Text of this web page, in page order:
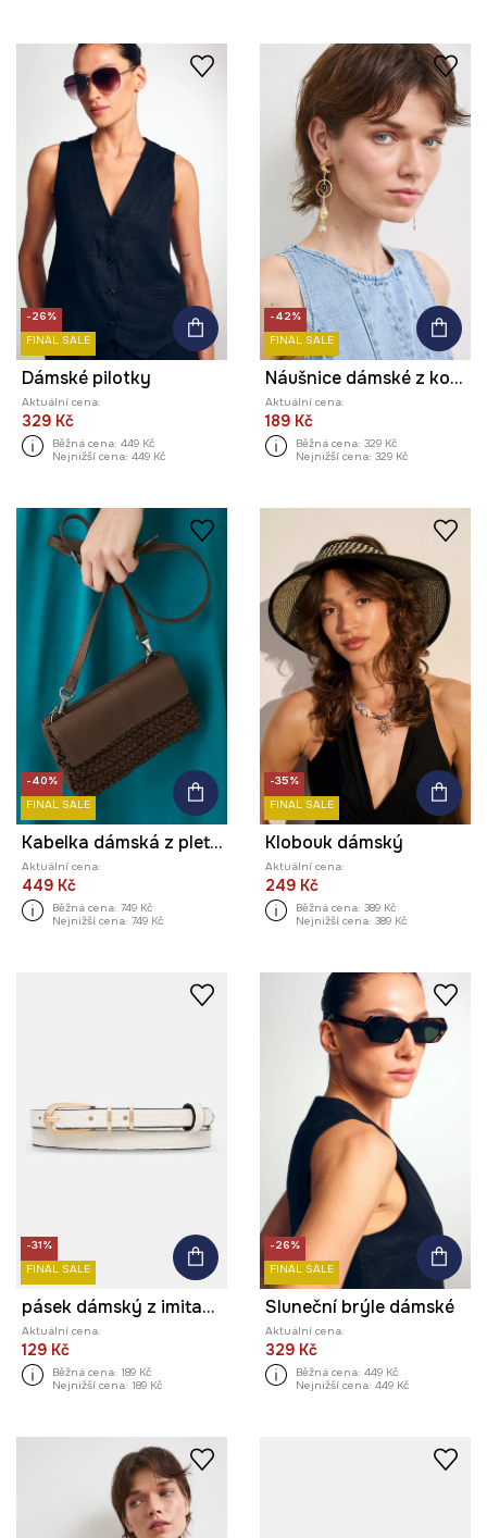
-26%
FINAL SALE
Dámské pilotky
Aktuální cena:
329 Kč
Běžná cena: 449 Kč
Nejnižší cena: 449 Kč
-42%
FINAL SALE
Náušnice dámské z kovu s achátem
Aktuální cena:
189 Kč
Běžná cena: 329 Kč
Nejnižší cena: 329 Kč
-40%
FINAL SALE
Kabelka dámská z pleteniny hnědá barva
Aktuální cena:
449 Kč
Běžná cena: 749 Kč
Nejnižší cena: 749 Kč
-35%
FINAL SALE
Klobouk dámský
Aktuální cena:
249 Kč
Běžná cena: 389 Kč
Nejnižší cena: 389 Kč
-31%
FINAL SALE
pásek dámský z imitace kůže
Aktuální cena:
129 Kč
Běžná cena: 189 Kč
Nejnižší cena: 189 Kč
-26%
FINAL SALE
Sluneční brýle dámské
Aktuální cena:
329 Kč
Běžná cena: 449 Kč
Nejnižší cena: 449 Kč